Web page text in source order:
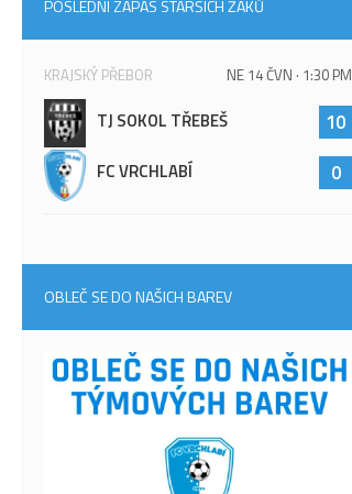
POSLEDNÍ ZÁPAS STARŠÍCH ŽÁKŮ
KRAJSKÝ PŘEBOR NE 14 ČVN · 1:30 PM
TJ SOKOL TŘEBEŠ 10
FC VRCHLABÍ 0
OBLEČ SE DO NAŠICH BAREV